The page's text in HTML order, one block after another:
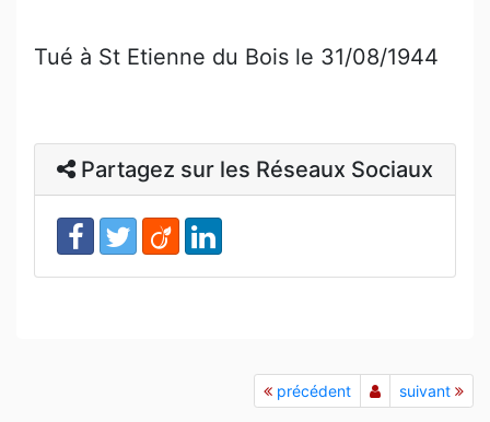
Tué à St Etienne du Bois le 31/08/1944
Partagez sur les Réseaux Sociaux
précédent suivant